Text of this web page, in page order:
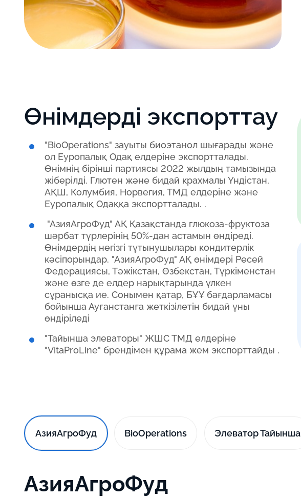
Өнімдерді экспорттау
"BioOperations" зауыты биоэтанол шығарады және
ол Еуропалық Одақ елдеріне экспортталады.
Өнімнің бірінші партиясы 2022 жылдың тамызында
жіберілді. Глютен және бидай крахмалы Үндістан,
АҚШ, Колумбия, Норвегия, ТМД елдеріне және
Еуропалық Одаққа экспортталады. .
"АзияАгроФуд" АҚ Қазақстанда глюкоза-фруктоза
шәрбат түрлерінің 50%-дан астамын өндіреді.
Өнімдердің негізгі тұтынушылары кондитерлік
кәсіпорындар. "АзияАгроФуд" АҚ өнімдері Ресей
Федерациясы, Тәжікстан, Өзбекстан, Түркіменстан
және өзге де елдер нарықтарында үлкен
сұранысқа ие. Сонымен қатар, БҰҰ бағдарламасы
бойынша Ауғанстанға жеткізілетін бидай ұны
өндіріледі
"Тайынша элеваторы" ЖШС ТМД елдеріне
"VitaProLine" брендімен құрама жем экспорттайды .
АзияАгроФуд BioOperations Элеватор Тайынша
АзияАгроФуд